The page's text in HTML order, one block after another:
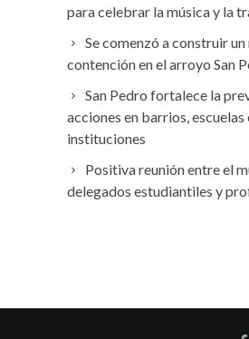
para celebrar la música y la
Se comenzó a construir
contención en el arroyo San
San Pedro fortalece la
acciones en barrios, escuelas
instituciones
Positiva reunión entre el
delegados estudiantiles y